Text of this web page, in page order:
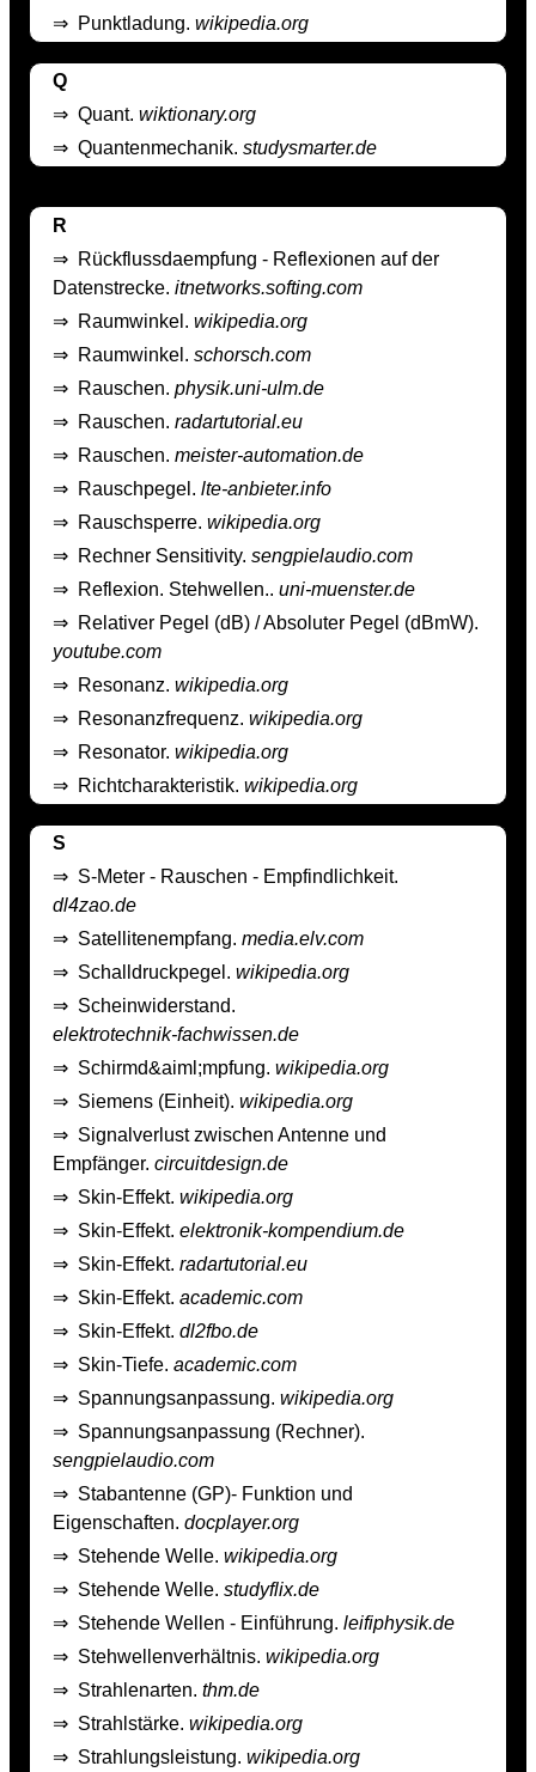
⇒ Punktladung. wikipedia.org
Q
⇒ Quant. wiktionary.org
⇒ Quantenmechanik. studysmarter.de
R
⇒ Rückflussdaempfung - Reflexionen auf der
Datenstrecke. itnetworks.softing.com
⇒ Raumwinkel. wikipedia.org
⇒ Raumwinkel. schorsch.com
⇒ Rauschen. physik.uni-ulm.de
⇒ Rauschen. radartutorial.eu
⇒ Rauschen. meister-automation.de
⇒ Rauschpegel. lte-anbieter.info
⇒ Rauschsperre. wikipedia.org
⇒ Rechner Sensitivity. sengpielaudio.com
⇒ Reflexion. Stehwellen.. uni-muenster.de
⇒ Relativer Pegel (dB) / Absoluter Pegel (dBmW).
youtube.com
⇒ Resonanz. wikipedia.org
⇒ Resonanzfrequenz. wikipedia.org
⇒ Resonator. wikipedia.org
⇒ Richtcharakteristik. wikipedia.org
S
⇒ S-Meter - Rauschen - Empfindlichkeit.
dl4zao.de
⇒ Satellitenempfang. media.elv.com
⇒ Schalldruckpegel. wikipedia.org
⇒ Scheinwiderstand.
elektrotechnik-fachwissen.de
⇒ Schirmd&aiml;mpfung. wikipedia.org
⇒ Siemens (Einheit). wikipedia.org
⇒ Signalverlust zwischen Antenne und
Empfänger. circuitdesign.de
⇒ Skin-Effekt. wikipedia.org
⇒ Skin-Effekt. elektronik-kompendium.de
⇒ Skin-Effekt. radartutorial.eu
⇒ Skin-Effekt. academic.com
⇒ Skin-Effekt. dl2fbo.de
⇒ Skin-Tiefe. academic.com
⇒ Spannungsanpassung. wikipedia.org
⇒ Spannungsanpassung (Rechner).
sengpielaudio.com
⇒ Stabantenne (GP)- Funktion und
Eigenschaften. docplayer.org
⇒ Stehende Welle. wikipedia.org
⇒ Stehende Welle. studyflix.de
⇒ Stehende Wellen - Einführung. leifiphysik.de
⇒ Stehwellenverhältnis. wikipedia.org
⇒ Strahlenarten. thm.de
⇒ Strahlstärke. wikipedia.org
⇒ Strahlungsleistung. wikipedia.org